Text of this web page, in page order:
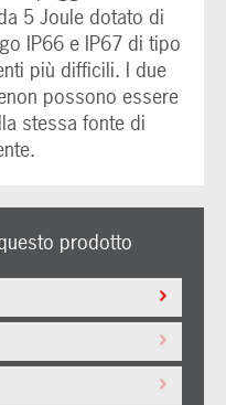
5 Joule dotato di
IP66 e IP67 di tipo
più difficili. I due
possono essere
stessa fonte di
prodotto